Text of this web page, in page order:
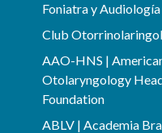
Foniatra y Audiología
Club
AAO-HNS |
Otolaryngology
Foundation
ABLV | Academia